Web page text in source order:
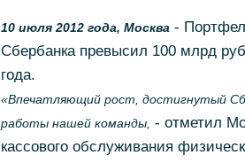
10 июля 2012 года, Москва-
Сбербанка превысил 100 млрд
года.
«Впечатляющий рост, достигнутый
работы нашей команды, - отметил
кассового обслуживания